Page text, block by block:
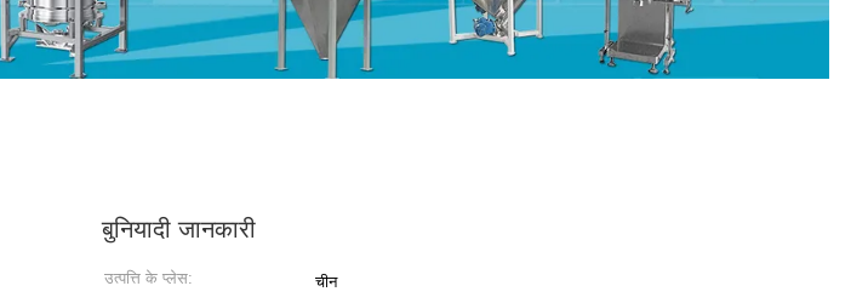
बुनियादी जानकारी
उत्पत्ति के प्लेस: चीन